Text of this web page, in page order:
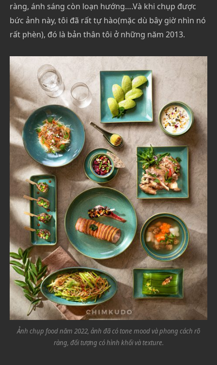
ràng, ánh sáng còn loạn hướng….Và khi chụp được
bức ảnh này, tôi đã rất tự hào(mặc dù bây giờ nhìn nó
rất phèn), đó là bản thân tôi ở những năm 2013.
Ảnh chụp food năm 2022, ảnh đã có tone mood và phong cách rõ
ràng, đối tượng có hình khối và texture.